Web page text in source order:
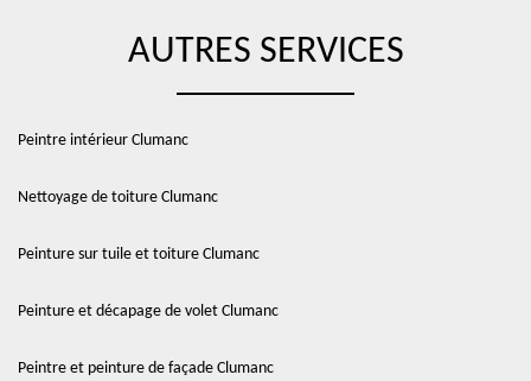
AUTRES SERVICES
Peintre intérieur Clumanc
Nettoyage de toiture Clumanc
Peinture sur tuile et toiture Clumanc
Peinture et décapage de volet Clumanc
Peintre et peinture de façade Clumanc